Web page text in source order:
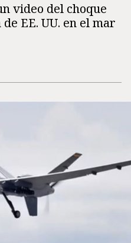
video del choque
EE. UU. en el mar